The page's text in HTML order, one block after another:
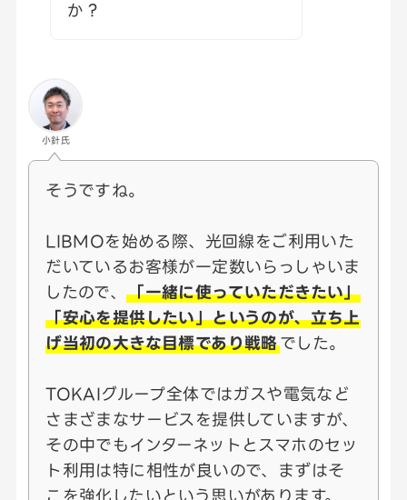
か？
小針氏
そうですね。
LIBMOを始める際、光回線をご利用いた
だいているお客様が一定数いらっしゃいま
したので、「一緒に使っていただきたい」
「安心を提供したい」というのが、立ち上
げ当初の大きな目標であり戦略でした。
TOKAIグループ全体ではガスや電気など
さまざまなサービスを提供していますが、
その中でもインターネットとスマホのセッ
ト利用は特に相性が良いので、まずはそ
こを強化したいという思いがあります。